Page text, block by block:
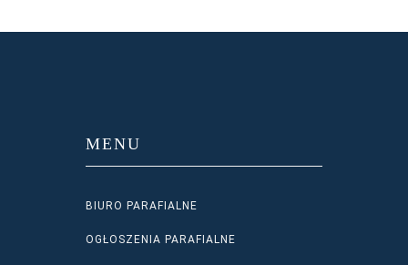
MENU
BIURO PARAFIALNE
OGŁOSZENIA PARAFIALNE